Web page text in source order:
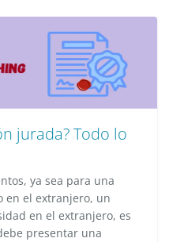
jurada? Todo lo
ya sea para una
en el extranjero, un
en el extranjero, es
presentar una